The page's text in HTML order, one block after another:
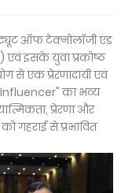
ऑफ टेक्नोलॉजी एंड
एवं इसके युवा प्रकोष्ठ
से एक प्रेरणादायी एवं
का भव्य
प्रेरणा और
गहराई से प्रभावित